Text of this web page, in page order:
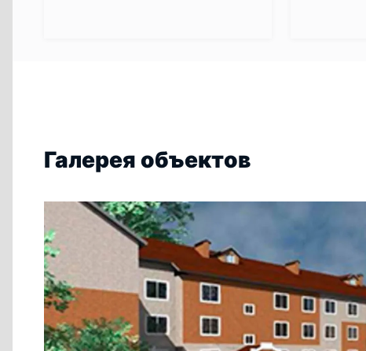
Галерея объектов